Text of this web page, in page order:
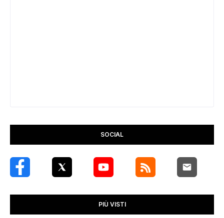
SOCIAL
PIÙ VISTI